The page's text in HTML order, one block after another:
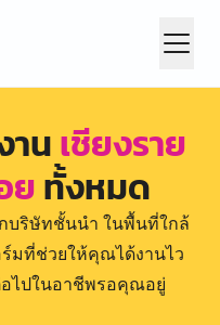
านเชียงราย
ยทั้งหมด
บริษัทชั้นนำ ในพื้นที่ใกล้
มที่ช่วยให้คุณได้งานไว
อไปในอาชีพรอคุณอยู่